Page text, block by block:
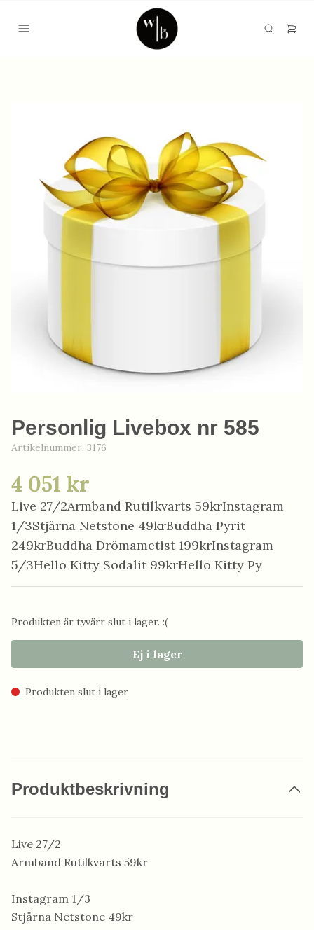
Personlig Livebox nr 585
Artikelnummer: 3176
4 051 kr
Live 27/2Armband Rutilkvarts 59krInstagram
1/3Stjärna Netstone 49krBuddha Pyrit
249krBuddha Drömametist 199krInstagram
5/3Hello Kitty Sodalit 99krHello Kitty Py
Produkten är tyvärr slut i lager. :(
Ej i lager
Produkten slut i lager
Produktbeskrivning
Live 27/2
Armband Rutilkvarts 59kr
Instagram 1/3
Stjärna Netstone 49kr